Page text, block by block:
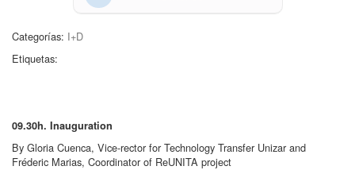
Categorías: I+D
Etiquetas:
09.30h. Inauguration
By Gloria Cuenca, Vice-rector for Technology Transfer Unizar and
Fréderic Marias, Coordinator of ReUNITA project